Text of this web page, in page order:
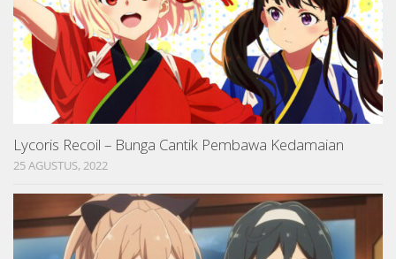
Lycoris Recoil – Bunga Cantik Pembawa Kedamaian
25 AGUSTUS, 2022